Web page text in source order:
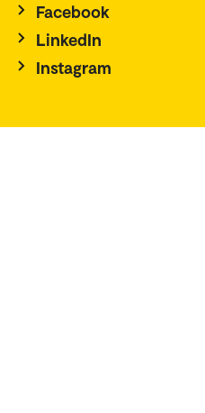
Facebook
LinkedIn
Instagram